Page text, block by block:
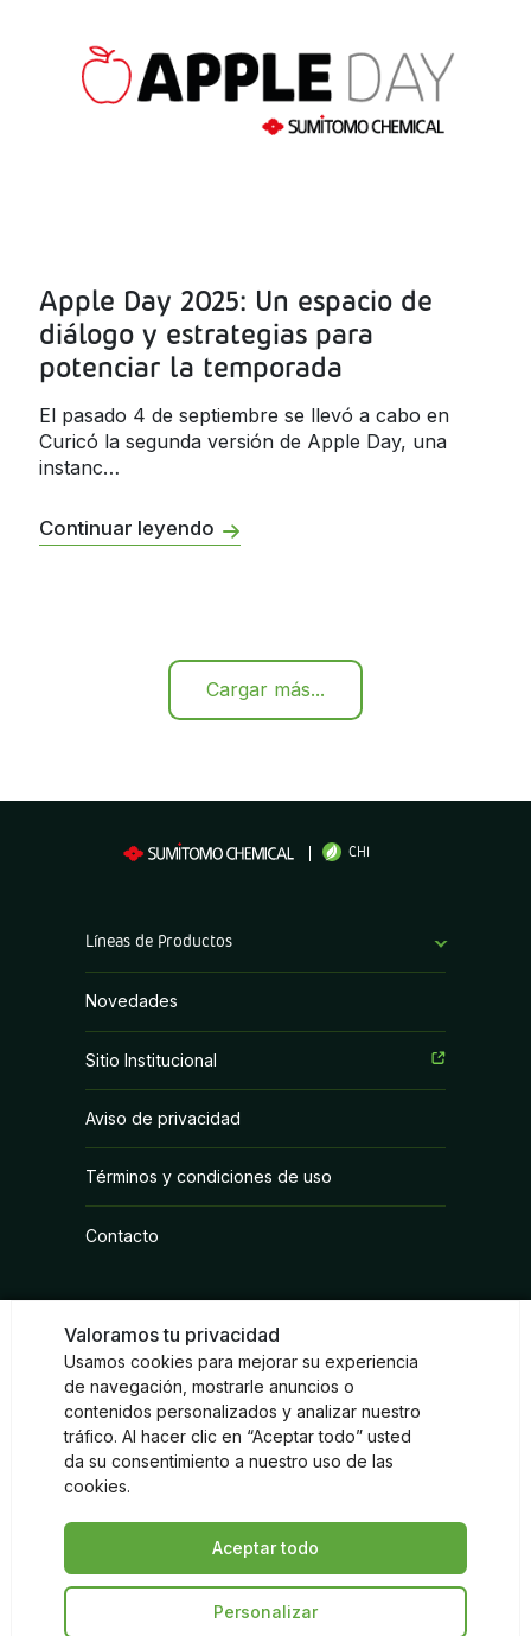
Valoramos tu privacidad
Usamos cookies para mejorar su experiencia
de navegación, mostrarle anuncios o
contenidos personalizados y analizar nuestro
tráfico. Al hacer clic en “Aceptar todo” usted
da su consentimiento a nuestro uso de las
cookies.
Personalizar
Aceptar todo
Apple Day 2025: Un espacio de
diálogo y estrategias para
potenciar la temporada
El pasado 4 de septiembre se llevó a cabo en
Curicó la segunda versión de Apple Day, una
instanc…
Continuar leyendo
Cargar más...
CHI
Líneas de Productos
Coadyuvantes
Fungicidas
Herbicidas
Inoculantes Micorrízicos
Reguladores de Crecimiento
Novedades
Sitio Institucional
Aviso de privacidad
Términos y condiciones de uso
Contacto
Redes sociales
InstagramFacebook
© Sumitomo Chemical 2026